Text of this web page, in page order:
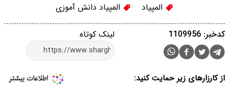
المپیاد المپیاد دانش آموزی
لینک کوتاه کدخبر: 1109956
از کارزارهای زیر حمایت کنید: